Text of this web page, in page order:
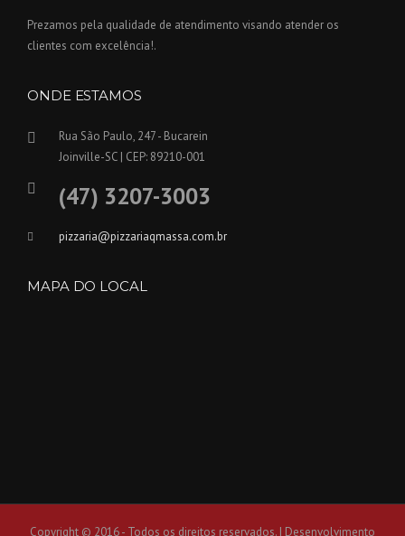
Prezamos pela qualidade de atendimento visando atender os
clientes com excelência!.
ONDE ESTAMOS
Rua São Paulo, 247 - Bucarein
Joinville-SC | CEP: 89210-001
(47) 3207-3003
pizzaria@pizzariaqmassa.com.br
MAPA DO LOCAL
Copyright © 2016 - Todos os direitos reservados. | Desenvolvimento